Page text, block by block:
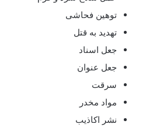
توهین فحاشی
تهدید به قتل
جعل اسناد
جعل عنوان
سرقت
مواد مخدر
نشر اکاذیب